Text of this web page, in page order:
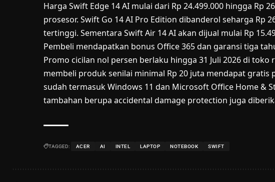
Harga Swift Edge 14 AI mulai dari Rp 24.499.000 hingga Rp
prosesor. Swift Go 14 AI Pro Edition dibanderol seharga Rp
tertinggi. Sementara Swift Air 14 AI akan dijual mulai Rp
Pembeli mendapatkan bonus Office 365 dan garansi tiga
Promo cicilan nol persen berlaku hingga 31 Juli 2026 di toko
membeli produk senilai minimal Rp 20 juta mendapat gratis
sudah termasuk Windows 11 dan Microsoft Office Home &
tambahan berupa accidental damage protection juga
TAGGED: ACER AI INTEL LAPTOP NOTEBOOK SWIFT